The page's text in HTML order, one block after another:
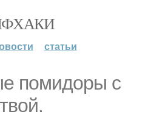
статьи
помидоры с